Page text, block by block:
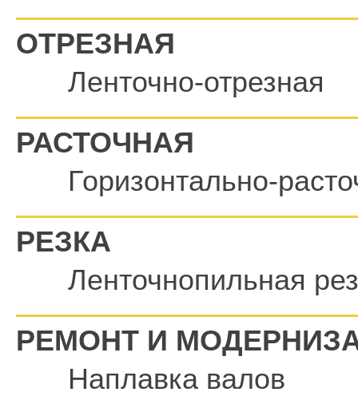
ОТРЕЗНАЯ
Ленточно-отрезная
РАСТОЧНАЯ
Горизонтально-
РЕЗКА
Ленточнопильная
РЕМОНТ И
Наплавка валов